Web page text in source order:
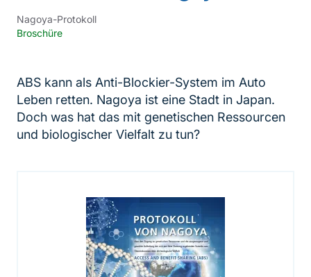
Nagoya-Protokoll
Broschüre
ABS kann als Anti-Blockier-System im Auto
Leben retten. Nagoya ist eine Stadt in Japan.
Doch was hat das mit genetischen Ressourcen
und biologischer Vielfalt zu tun?